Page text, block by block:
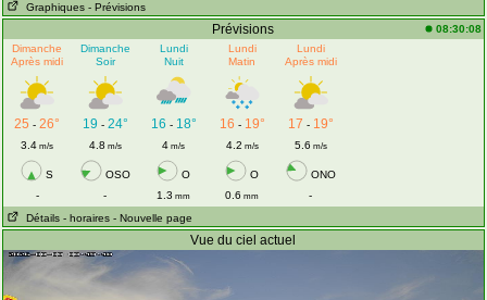
Graphiques - Prévisions
Prévisions
08:30:08
Dimanche
Après midi
Dimanche
Soir
Lundi
Nuit
Lundi
Matin
Lundi
Après midi
25 -26° 19 - 24° 16 - 18° 16 - 19° 17 - 19°
3.4 m/s 4.8 m/s 4 m/s 4.2 m/s 5.6 m/s
S OSO O O
ONO
-
- 1.3 mm 0.6 mm
-
Détails - horaires - Nouvelle page
Vue du ciel actuel